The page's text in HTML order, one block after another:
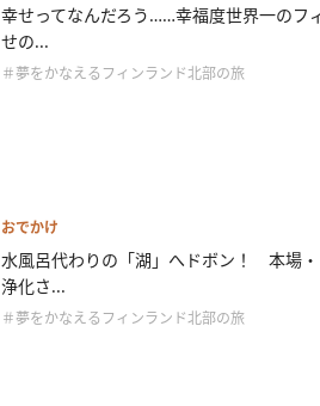
幸せってなんだろう……幸福度世界一のフ
せの...
＃夢をかなえるフィンランド北部の旅
おでかけ
水風呂代わりの「湖」へドボン！ 本場
浄化さ...
＃夢をかなえるフィンランド北部の旅